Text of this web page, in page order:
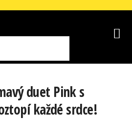
duet Pink s
každé srdce!